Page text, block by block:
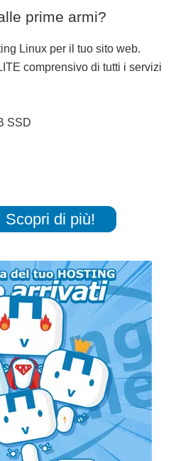
prime armi?
Linux per il tuo sito web.
comprensivo di tutti i servizi
SSD
Scopri di più!